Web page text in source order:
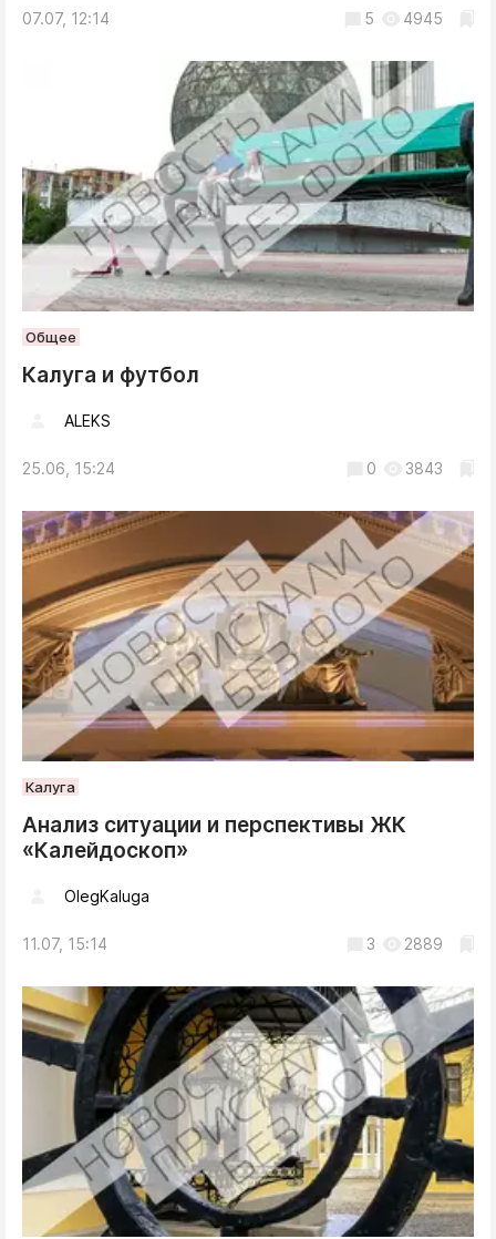
07.07, 12:14 5 4945
Общее
Калуга и футбол
ALEKS
25.06, 15:24 0 3843
Калуга
Анализ ситуации и перспективы ЖК
«Калейдоскоп»
OlegKaluga
11.07, 15:14 3 2889